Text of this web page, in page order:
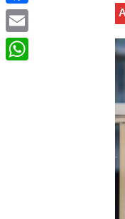
Facebook
Email